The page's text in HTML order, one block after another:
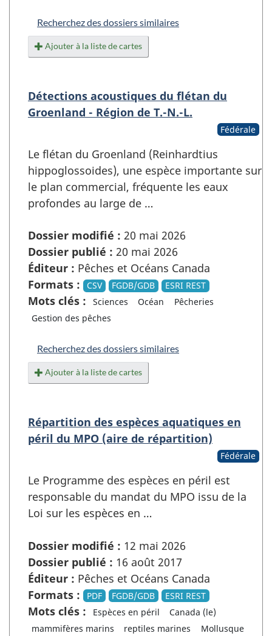
Recherchez des dossiers similaires
Ajouter à la liste de cartes
Détections acoustiques du flétan du
Groenland - Région de T.-N.-L.
Fédérale
Le flétan du Groenland (Reinhardtius
hippoglossoides), une espèce importante sur
le plan commercial, fréquente les eaux
profondes au large de …
Dossier modifié : 20 mai 2026
Dossier publié : 20 mai 2026
Éditeur : Pêches et Océans Canada
Formats :
CSV FGDB/GDB ESRI REST
Mots clés : Sciences Océan
Pêcheries
Gestion des pêches
Recherchez des dossiers similaires
Ajouter à la liste de cartes
Répartition des espèces aquatiques en
péril du MPO (aire de répartition)
Fédérale
Le Programme des espèces en péril est
responsable du mandat du MPO issu de la
Loi sur les espèces en …
Dossier modifié : 12 mai 2026
Dossier publié : 16 août 2017
Éditeur : Pêches et Océans Canada
Formats :
PDF FGDB/GDB ESRI REST
Mots clés : Espèces en péril
Canada (le)
mammifères marins
reptiles marines
Mollusque